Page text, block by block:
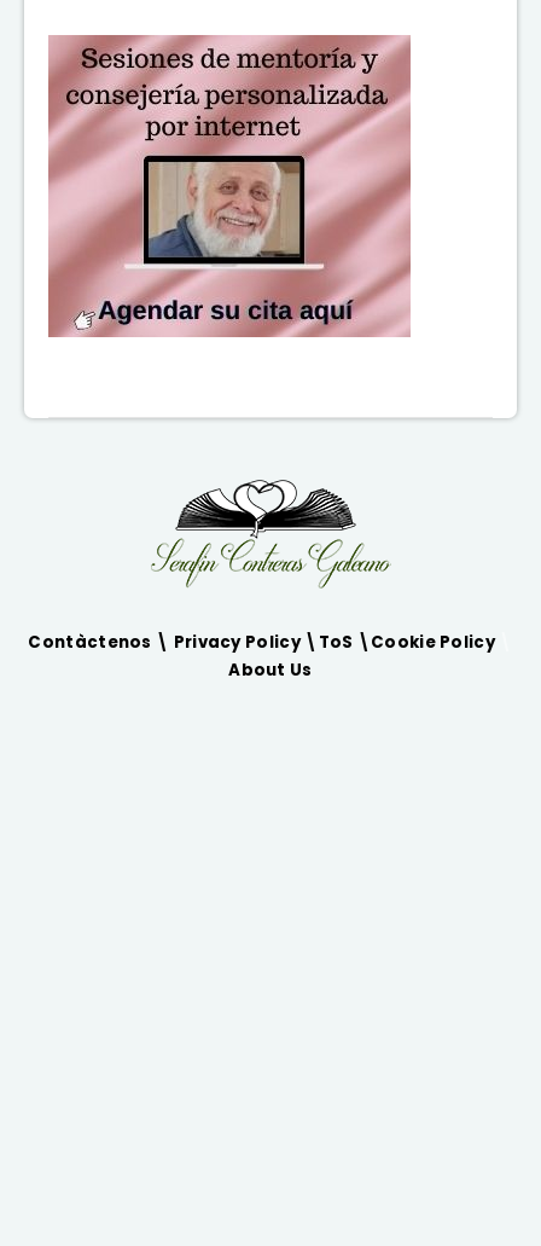
Contàctenos \ Privacy Policy \ ToS \ Cookie Policy\
About Us